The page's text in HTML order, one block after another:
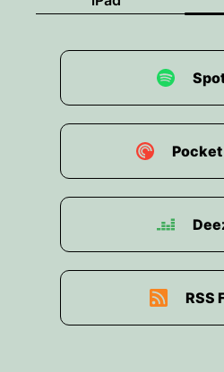
RSS